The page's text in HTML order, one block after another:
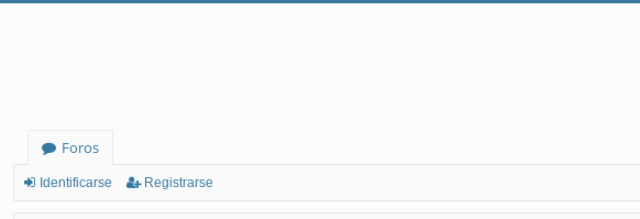
Foros
Identificarse Registrarse